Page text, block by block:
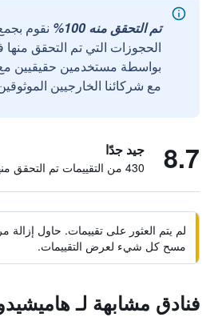
تم التحقق منه 100%
نقوم
الحجوزات التي تم التحقق
مع شركائنا الخارجيين
8.7 جيد جدًا
430 من التقييمات تم التحقق منها
لم يتم العثور على تقييمات. حاول إزالة
مسح كل شيء لعرض التقييمات.
فنادق مشابهة لـ